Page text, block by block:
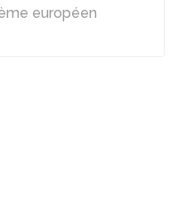
européen